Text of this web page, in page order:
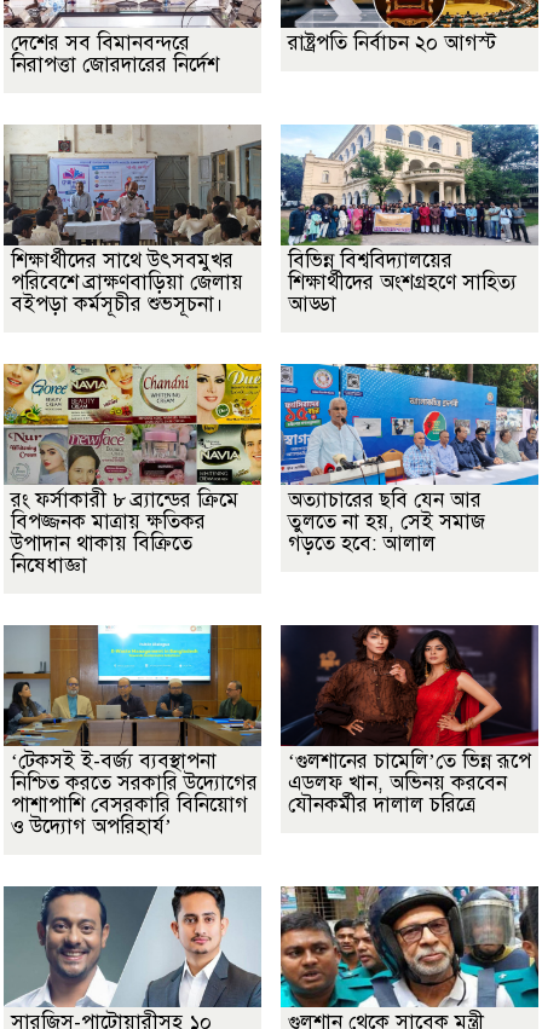
দেশের সব বিমানবন্দরে
নিরাপত্তা জোরদারের নির্দেশ
রাষ্ট্রপতি নির্বাচন ২০ আগস্ট
শিক্ষার্থীদের সাথে উৎসবমুখর
পরিবেশে ব্রাক্ষণবাড়িয়া জেলায়
বইপড়া কর্মসূচীর শুভসূচনা।
বিভিন্ন বিশ্ববিদ্যালয়ের
শিক্ষার্থীদের অংশগ্রহণে সাহিত্য
আড্ডা
রং ফর্সাকারী ৮ ব্র্যান্ডের ক্রিমে
বিপজ্জনক মাত্রায় ক্ষতিকর
উপাদান থাকায় বিক্রিতে
নিষেধাজ্ঞা
অত্যাচারের ছবি যেন আর
তুলতে না হয়, সেই সমাজ
গড়তে হবে: আলাল
‘টেকসই ই-বর্জ্য ব্যবস্থাপনা
নিশ্চিত করতে সরকারি উদ্যোগের
পাশাপাশি বেসরকারি বিনিয়োগ
ও উদ্যোগ অপরিহার্য’
‘গুলশানের চামেলি’তে ভিন্ন রূপে
এডলফ খান, অভিনয় করবেন
যৌনকর্মীর দালাল চরিত্রে
সারজিস-পাটোয়ারীসহ ১০
গুলশান থেকে সাবেক মন্ত্রী